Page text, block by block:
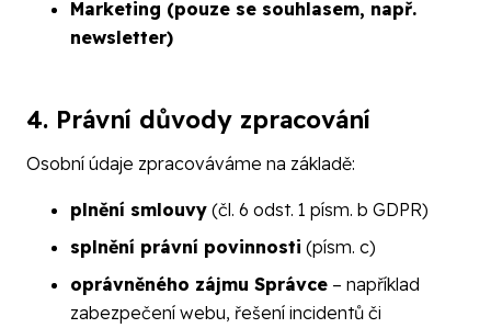
Marketing (pouze se souhlasem, např.
newsletter)
4. Právní důvody zpracování
Osobní údaje zpracováváme na základě:
plnění smlouvy (čl. 6 odst. 1 písm. b GDPR)
splnění právní povinnosti (písm. c)
oprávněného zájmu Správce – například
zabezpečení webu, řešení incidentů či